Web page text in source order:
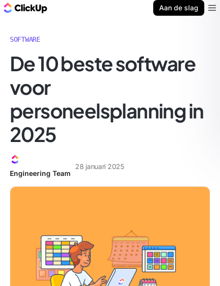
Aan de slag
SOFTWARE
De 10 beste software
voor
personeelsplanning in
2025
Engineering Team
28 januari 2025